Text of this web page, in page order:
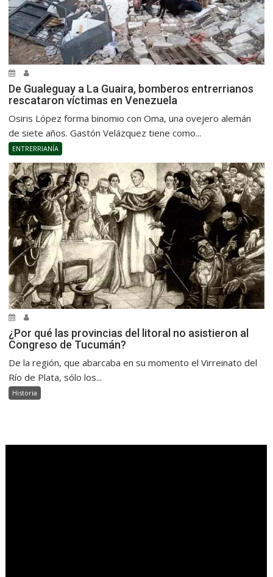
De Gualeguay a La Guaira, bomberos entrerrianos
rescataron víctimas en Venezuela
Osiris López forma binomio con Oma, una ovejero alemán
de siete años. Gastón Velázquez tiene como...
ENTRERRIANÍA
¿Por qué las provincias del litoral no asistieron al
Congreso de Tucumán?
De la región, que abarcaba en su momento el Virreinato del
Río de Plata, sólo los...
Historia